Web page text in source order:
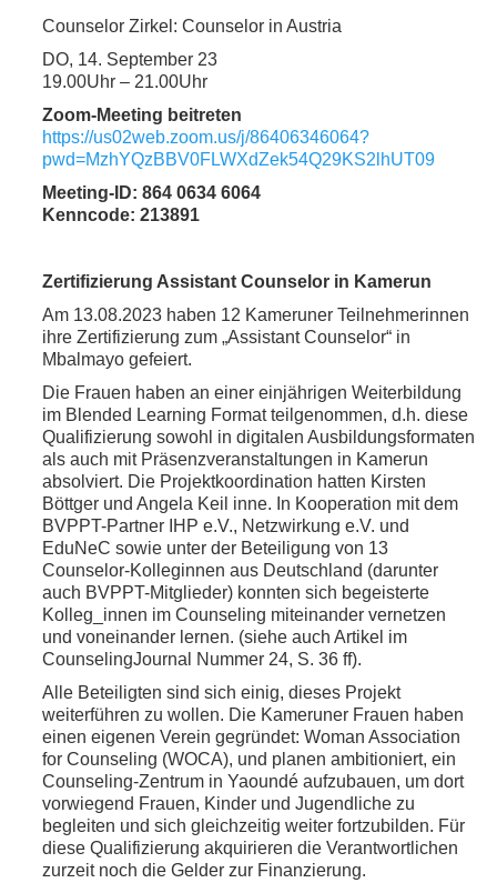
Counselor Zirkel: Counselor in Austria
DO, 14. September 23
19.00Uhr – 21.00Uhr
Zoom-Meeting beitreten
https://us02web.zoom.us/j/86406346064?
pwd=MzhYQzBBV0FLWXdZek54Q29KS2lhUT09
Meeting-ID: 864 0634 6064
Kenncode: 213891
Zertifizierung Assistant Counselor in Kamerun
Am 13.08.2023 haben 12 Kameruner Teilnehmerinnen
ihre Zertifizierung zum „Assistant Counselor“ in
Mbalmayo gefeiert.
Die Frauen haben an einer einjährigen Weiterbildung
im Blended Learning Format teilgenommen, d.h. diese
Qualifizierung sowohl in digitalen Ausbildungsformaten
als auch mit Präsenzveranstaltungen in Kamerun
absolviert. Die Projektkoordination hatten Kirsten
Böttger und Angela Keil inne. In Kooperation mit dem
BVPPT-Partner IHP e.V., Netzwirkung e.V. und
EduNeC sowie unter der Beteiligung von 13
Counselor-Kolleginnen aus Deutschland (darunter
auch BVPPT-Mitglieder) konnten sich begeisterte
Kolleg_innen im Counseling miteinander vernetzen
und voneinander lernen. (siehe auch Artikel im
CounselingJournal Nummer 24, S. 36 ff).
Alle Beteiligten sind sich einig, dieses Projekt
weiterführen zu wollen. Die Kameruner Frauen haben
einen eigenen Verein gegründet: Woman Association
for Counseling (WOCA), und planen ambitioniert, ein
Counseling-Zentrum in Yaoundé aufzubauen, um dort
vorwiegend Frauen, Kinder und Jugendliche zu
begleiten und sich gleichzeitig weiter fortzubilden. Für
diese Qualifizierung akquirieren die Verantwortlichen
zurzeit noch die Gelder zur Finanzierung.